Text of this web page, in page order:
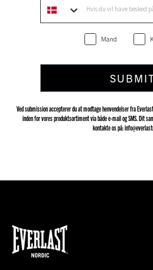
Mand
Ved submission accepterer du at modtage henvendelser fra
inden for vores produktsortiment via både e-mail og SMS. Dit
kontakte os på: